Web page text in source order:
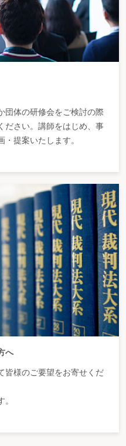
団体の研修会をご検討の際
ださい。講師をはじめ、事
提案いたします。
へ
皆様のご要望をお寄せくだ